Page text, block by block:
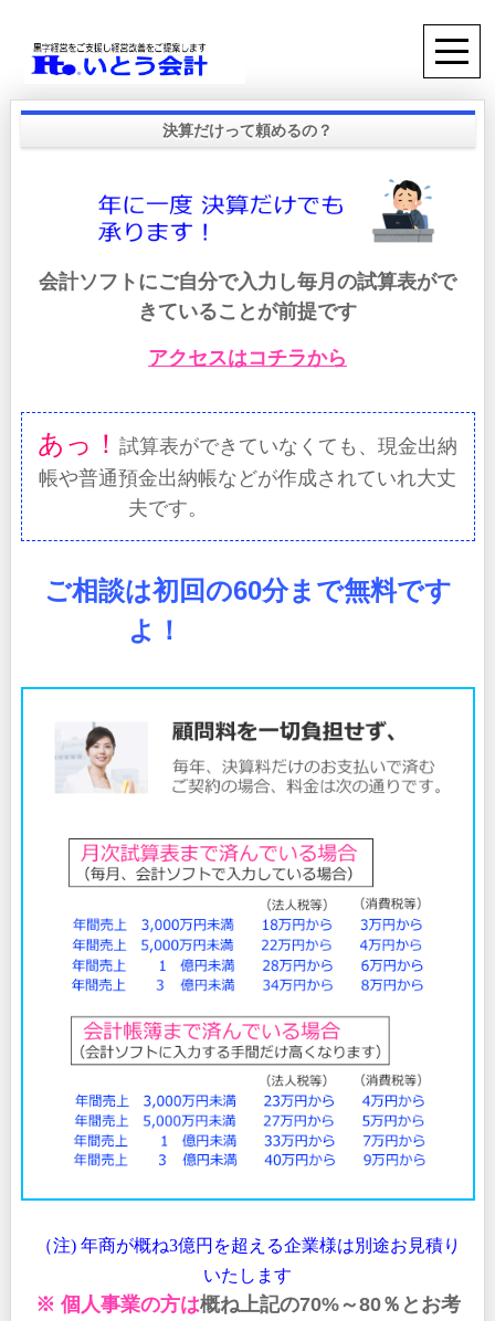
決算だけって頼めるの？
会計ソフトにご自分で入力し毎月の試算表がで
きていることが前提です
アクセスはコチラから
あっ！ 試算表ができていなくても、現金出納
帳や普通預金出納帳などが作成されていれ大丈
夫です。
ご相談は初回の60分まで無料です
よ！
（注) 年商が概ね3億円を超える企業様は別途お見積り
いたします
※ 個人事業の方は概ね上記の70%～80％とお考